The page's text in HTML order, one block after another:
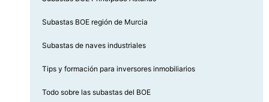
Subastas BOE región de Murcia
Subastas de naves industriales
Tips y formación para inversores inmobiliarios
Todo sobre las subastas del BOE